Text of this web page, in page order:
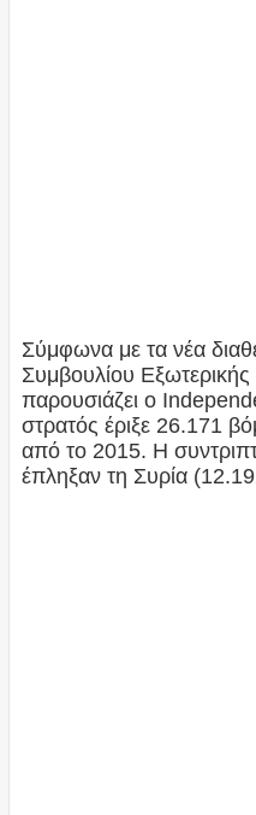
Σύμφωνα με τα νέα
Συμβουλίου Εξωτερικής
παρουσιάζει ο
στρατός έριξε 26.171
από το 2015. Η
έπληξαν τη Συρία